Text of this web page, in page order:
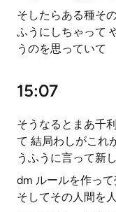
そしたらある種そ
ふうにしちゃって
うのを思っていて
15:07
そうなるとまあ千
て 結局わしがこれ
うふうに言って新
dm ルールを作っ
そしてその人間を